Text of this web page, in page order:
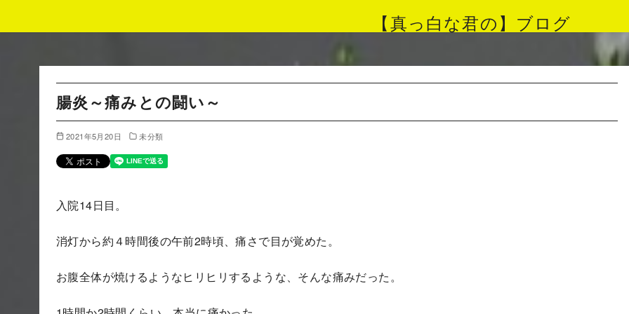
【真っ白な君の】ブログ
腸炎～痛みとの闘い～
2021年5月20日 未分類
入院14日目。
消灯から約４時間後の午前2時頃、痛さで目が覚めた。
お腹全体が焼けるようなヒリヒリするような、そんな痛みだった。